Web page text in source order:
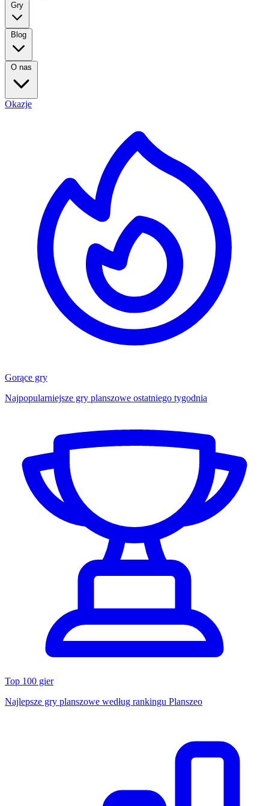
Gry
Blog
O nas
Okazje
Gorące gry
Najpopularniejsze gry planszowe ostatniego tygodnia
Top 100 gier
Najlepsze gry planszowe według rankingu Planszeo